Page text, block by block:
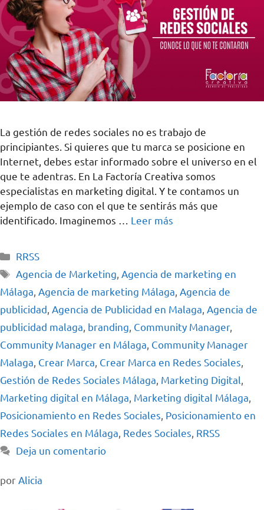
La gestión de redes sociales no es trabajo de
principiantes. Si quieres que tu marca se posicione en
Internet, debes estar informado sobre el universo en el
que te adentras. En La Factoría Creativa somos
especialistas en marketing digital. Y te contamos un
ejemplo de caso con el que te sentirás más que
identificado. Imaginemos … Leer más
RRSS
Agencia de Marketing Agencia de marketing en
Málaga Agencia de marketing Málaga Agencia de
publicidad Agencia de Publicidad en Malaga Agencia de
publicidad malaga branding Community Manager,
Community Manager en Málaga Community Manager
Malaga Crear Marca Crear Marca en Redes Sociales
Gestión de Redes Sociales Málaga Marketing Digital
Marketing digital en Málaga Marketing digital Málaga
Posicionamiento en Redes Sociales Posicionamiento en
Redes Sociales en Málaga Redes Sociales RRSS
Deja un comentario
por Alicia